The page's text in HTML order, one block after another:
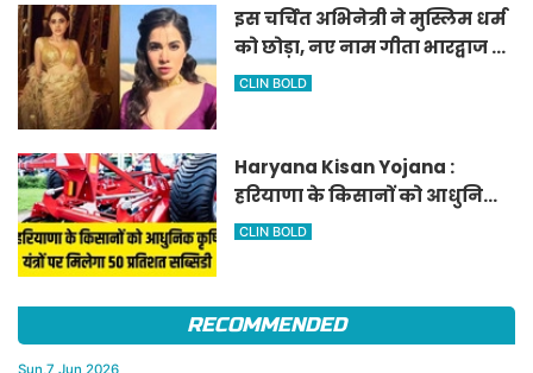
इस चर्चित अभिनेत्री ने मुस्लिम धर्म
को छोड़ा, नए नाम गीता भारद्वाज से
हो रही वायरल
CLIN BOLD
Haryana Kisan Yojana :
हरियाणा के किसानों को आधुनिक
कृषि यंत्रों पर मिलेगा 50 प्रतिशत
CLIN BOLD
RECOMMENDED